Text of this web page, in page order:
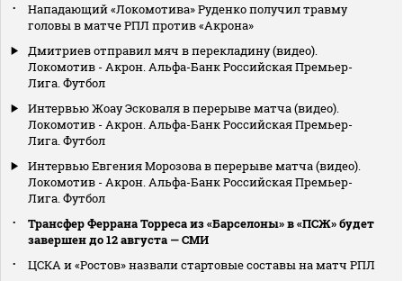
Нападающий «Локомотива» Руденко получил травму
головы в матче РПЛ против «Акрона»
Дмитриев отправил мяч в перекладину (видео).
Локомотив - Акрон. Альфа-Банк Российская Премьер-
Лига. Футбол
Интервью Жоау Эсковаля в перерыве матча (видео).
Локомотив - Акрон. Альфа-Банк Российская Премьер-
Лига. Футбол
Интервью Евгения Морозова в перерыве матча (видео).
Локомотив - Акрон. Альфа-Банк Российская Премьер-
Лига. Футбол
Трансфер Феррана Торреса из «Барселоны» в «ПСЖ» будет
завершен до 12 августа — СМИ
ЦСКА и «Ростов» назвали стартовые составы на матч РПЛ